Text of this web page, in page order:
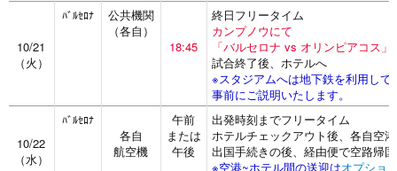
10/21
（火）
ﾊﾞﾙｾﾛﾅ
公共機関
（各自）
18:45
終日フリータイム
カンプノウにて
「バルセロナ vs オリンピアコス」
試合終了後、ホテルへ
※スタジアムへは地下鉄を利用し
事前にご説明いたします。
10/22
（水）
ﾊﾞﾙｾﾛﾅ
各自
航空機
午前
または
午後
出発時刻までフリータイム
ホテルチェックアウト後、各自空
出国手続きの後、経由便で空路帰
※空港~ホテル間の送迎はオプショ